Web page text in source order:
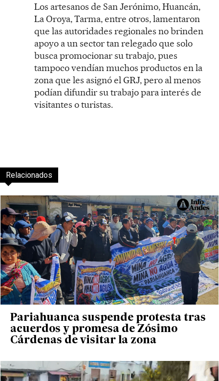
Los artesanos de San Jerónimo, Huancán,
La Oroya, Tarma, entre otros, lamentaron
que las autoridades regionales no brinden
apoyo a un sector tan relegado que solo
busca promocionar su trabajo, pues
tampoco vendían muchos productos en la
zona que les asignó el GRJ, pero al menos
podían difundir su trabajo para interés de
visitantes o turistas.
Relacionados
Pariahuanca suspende protesta tras
acuerdos y promesa de Zósimo
Cárdenas de visitar la zona